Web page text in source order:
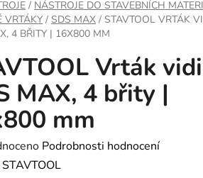
/ NÁSTROJE DO STAVEBNÍCH
VRTÁKY / SDS MAX / STAVTOOL VRTÁK
4 BŘITY | 16X800 MM
Vrták
MAX, 4 břity |
mm
Podrobnosti hodnocení
STAVTOOL